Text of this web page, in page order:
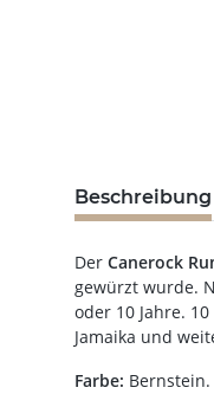
Beschreibung
Der Canerock
gewürzt wurde.
oder 10 Jahre.
Jamaika und
Farbe: Bernstein.